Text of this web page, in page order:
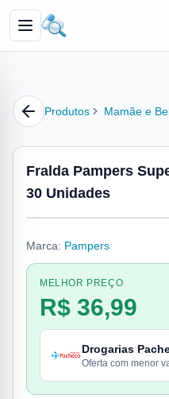
Produtos Mamãe e
Fralda Pampers
30 Unidades
Marca: Pampers
MELHOR PREÇO
R$ 36,99
Drogarias
Oferta com menor